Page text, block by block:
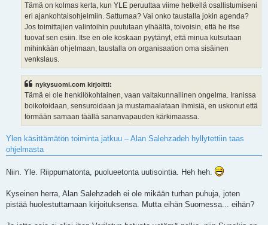
Tämä on kolmas kerta, kun YLE peruuttaa viime hetkellä osallistumiseni
eri ajankohtaisohjelmiin. Sattumaa? Vai onko taustalla jokin agenda?
Jos toimittajien valintoihin puututaan ylhäältä, toivoisin, että he itse
tuovat sen esiin. Itse en ole koskaan pyytänyt, että minua kutsutaan
mihinkään ohjelmaan, taustalla on organisaation oma sisäinen
venkslaus.
nykysuomi.com kirjoitti:
Tämä ei ole henkilökohtainen, vaan valtakunnallinen ongelma. Iranissa
boikotoidaan, sensuroidaan ja mustamaalataan ihmisiä, en uskonut että
törmään samaan täällä sananvapauden kärkimaassa.
Ylen käsittämätön toiminta jatkuu – Alan Salehzadeh hyllytettiin taas
ohjelmasta
Niin. Yle. Riippumatonta, puolueetonta uutisointia. Heh heh.
Kyseinen herra, Alan Salehzadeh ei ole mikään turhan puhuja, joten
pistää huolestuttamaan kirjoituksensa. Mutta eihän Suomessa... eihän?